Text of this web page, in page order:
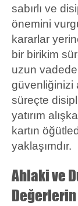
sabırlı ve
önemini
kararlar
bir birikim
uzun
güvenliğinizi
süreçte
yatırım
kartın
yaklaşımdır.
Ahlaki ve